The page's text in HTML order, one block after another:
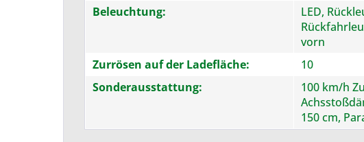
Beleuchtung:
LED,
vorn
Zurrösen auf der Ladefläche:
10
Sonderausstattung:
100 km/h
150 cm,